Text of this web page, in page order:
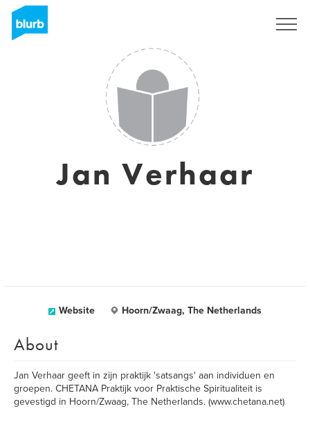
Jan Verhaar
Website Hoorn/Zwaag, The Netherlands
About
Jan Verhaar geeft in zijn praktijk 'satsangs' aan individuen en
groepen. CHETANA Praktijk voor Praktische Spiritualiteit is
gevestigd in Hoorn/Zwaag, The Netherlands. (www.chetana.net)